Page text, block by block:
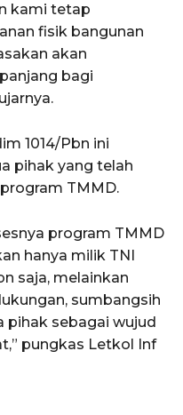
kami tetap
fisik bangunan
akan
bagi
1014/Pbn ini
pihak yang telah
TMMD.
program TMMD
hanya milik TNI
saja, melainkan
sumbangsih
pihak sebagai wujud
pungkas Letkol Inf